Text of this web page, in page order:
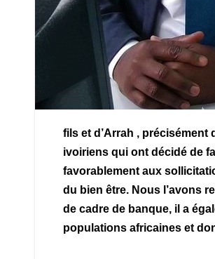
fils et d’Arrah ,
ivoiriens qui ont décidé de
favorablement aux
du bien être. Nous l’avons
de cadre de banque, il a
populations africaines et